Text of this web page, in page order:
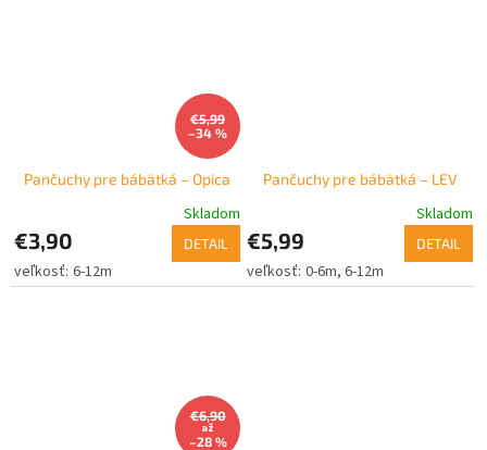
€5,99
–34 %
Pančuchy pre bábätká – Opica
Skladom
€3,90 DETAIL
6-12m
Pančuchy pre bábätká – LEV
Skladom
€5,99 DETAIL
0-6m 6-12m
€6,90
až
–28 %